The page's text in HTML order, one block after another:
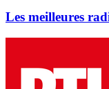
Les meilleures